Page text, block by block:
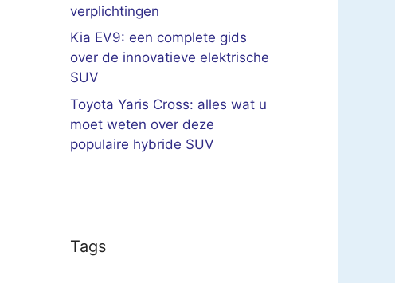
verplichtingen
Kia EV9: een complete gids
over de innovatieve elektrische
SUV
Toyota Yaris Cross: alles wat u
moet weten over deze
populaire hybride SUV
Tags